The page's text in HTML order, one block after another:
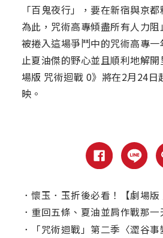
「百鬼夜行」，要在新宿與京
為此，咒術高專傾盡所有人力阻
被捲入這場爭鬥中的咒術高專
止夏油傑的野心並且順利地解
場版 咒術迴戰 0》將在2月24日
映。
． 懷玉．玉折後必看！【劇場版 咒術迴戰 0】全版
． 重回五條、夏油並肩作戰那一天！【劇場版 咒
．
「咒術迴戰」第二季〈澀谷